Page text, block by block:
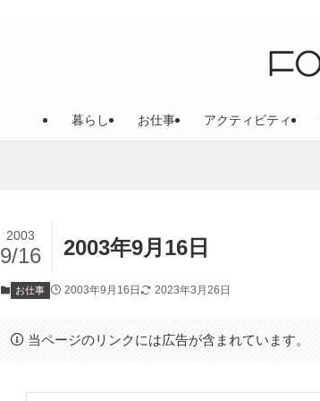
暮らし お仕事 アクティビティ
2003年9月16日
2003
9/16
お仕事 2003年9月16日 2023年3月26日
当ページのリンクには広告が含まれています。